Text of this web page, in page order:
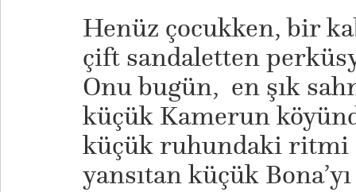
Henüz çocukken, bir
çift sandaletten
Onu bugün, en şık
küçük Kamerun
küçük ruhundaki ritmi
yansıtan küçük